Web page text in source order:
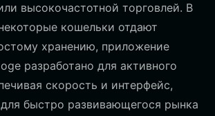
высокочастотной торговлей. В
кошельки отдают
хранению, приложение
разработано для активного
скорость и интерфейс,
быстро развивающегося рынка